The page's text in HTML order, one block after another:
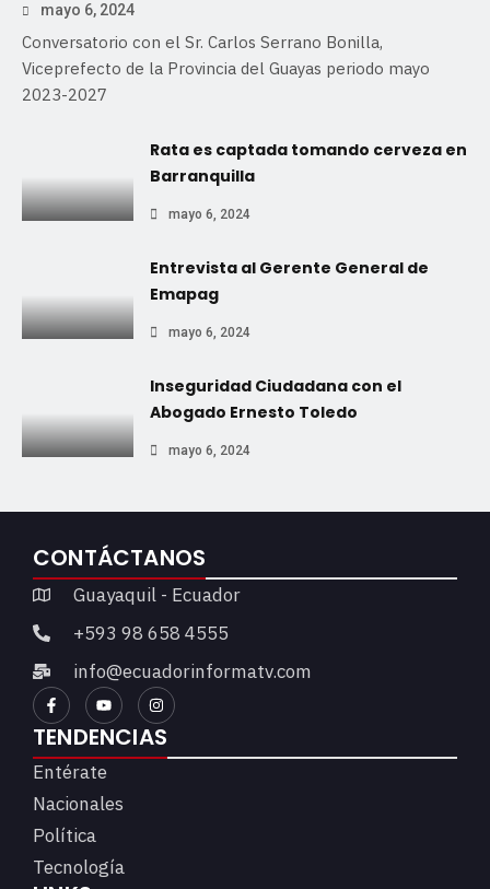
mayo 6, 2024
Conversatorio con el Sr. Carlos Serrano Bonilla,
Viceprefecto de la Provincia del Guayas periodo mayo
2023-2027
Rata es captada tomando cerveza en
Barranquilla
mayo 6, 2024
Entrevista al Gerente General de
Emapag
mayo 6, 2024
Inseguridad Ciudadana con el
Abogado Ernesto Toledo
mayo 6, 2024
CONTÁCTANOS
Guayaquil - Ecuador
+593 98 658 4555
info@ecuadorinformatv.com
TENDENCIAS
Entérate
Nacionales
Política
Tecnología